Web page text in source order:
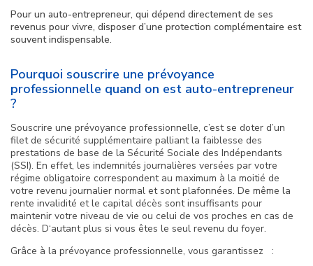
Adaptez le niveau de couverture à votre budget
Pensez à faire évoluer vos garanties
Pour un auto-entrepreneur, qui dépend directement de ses
revenus pour vivre, disposer d’une protection complémentaire est
souvent indispensable.
Pourquoi souscrire une prévoyance
professionnelle quand on est auto-entrepreneur
?
Souscrire une prévoyance professionnelle, c’est se doter d’un
filet de sécurité supplémentaire palliant la faiblesse des
prestations de base de la Sécurité Sociale des Indépendants
(SSI). En effet, les indemnités journalières versées par votre
régime obligatoire correspondent au maximum à la moitié de
votre revenu journalier normal et sont plafonnées. De même la
rente invalidité et le capital décès sont insuffisants pour
maintenir votre niveau de vie ou celui de vos proches en cas de
décès. D‘autant plus si vous êtes le seul revenu du foyer.
Grâce à la prévoyance professionnelle, vous garantissez :